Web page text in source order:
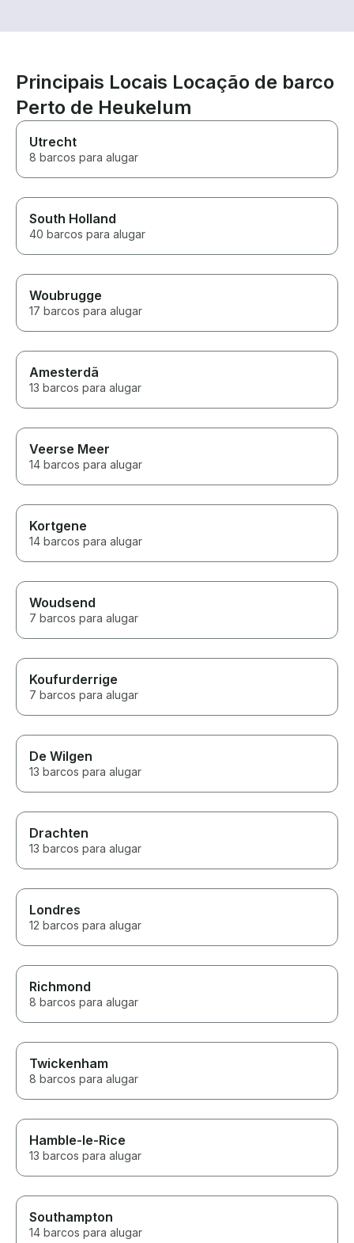
Principais Locais Locação de barco
Perto de Heukelum
Utrecht
8 barcos para alugar
South Holland
40 barcos para alugar
Woubrugge
17 barcos para alugar
Amesterdã
13 barcos para alugar
Veerse Meer
14 barcos para alugar
Kortgene
14 barcos para alugar
Woudsend
7 barcos para alugar
Koufurderrige
7 barcos para alugar
De Wilgen
13 barcos para alugar
Drachten
13 barcos para alugar
Londres
12 barcos para alugar
Richmond
8 barcos para alugar
Twickenham
8 barcos para alugar
Hamble-le-Rice
13 barcos para alugar
Southampton
14 barcos para alugar